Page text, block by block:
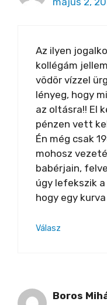
Az ilyen
kollégám
vödör vízzel
lényeg, hogy
az oltásra!! El
pénzen vett
Én még csak
mohosz
babérjain,
úgy lefekszik
hogy egy
Válasz
Boros